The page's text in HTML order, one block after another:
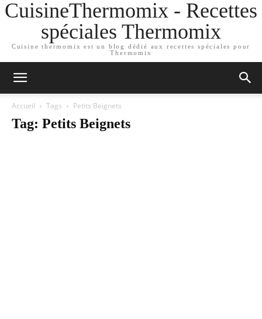
CuisineThermomix - Recettes
spéciales Thermomix
Cuisine thermomix est un blog dédié aux recettes spéciales pour
Thermomix
Accueil Tags Petits Beignets
Tag: Petits Beignets